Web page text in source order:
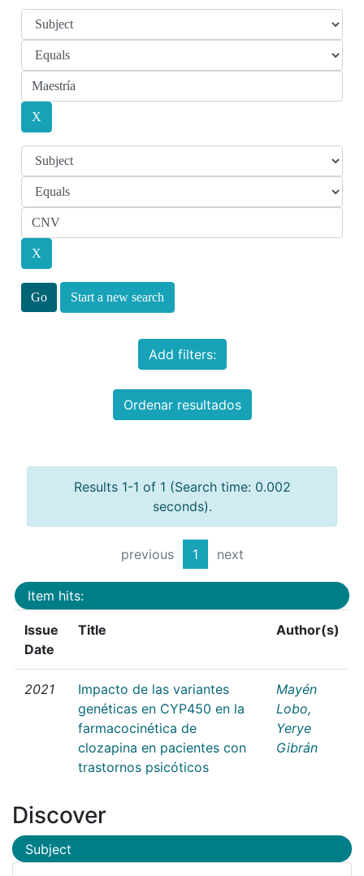
Start a new search
Add filters:
Ordenar resultados
Results 1-1 of 1 (Search time: 0.002
seconds).
previous 1 next
Item hits:
Issue
Date
Title Author(s)
2021
Impacto de las variantes
genéticas en CYP450 en la
farmacocinética de
clozapina en pacientes con
trastornos psicóticos
Mayén
Lobo,
Yerye
Gibrán
Discover
Subject